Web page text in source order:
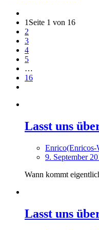
1 Seite 1 von 16
2
3
4
5
…
16
Lasst uns
Enrico(Enricos-
9. September
Wann kommt
Lasst uns